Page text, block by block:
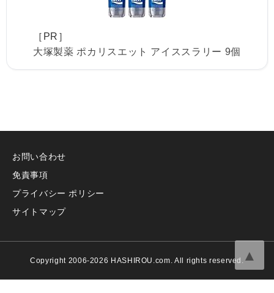
［PR］
大塚製薬 ポカリスエット アイススラリー 9個
お問い合わせ
免責事項
プライバシー ポリシー
サイトマップ
Copyright 2006-2026 HASHIROU.com. All rights reserved. ▲